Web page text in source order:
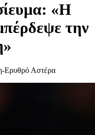
«Η
την
Eρυθρό Αστέρα